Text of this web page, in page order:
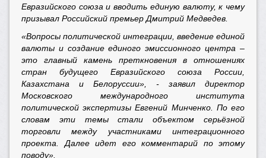
Евразийского союза и вводить единую валюту, к чему
призывал Российский премьер Дмитрий Медведев.
«Вопросы политической интеграции, введение единой
валюты и создание единого эмиссионного центра –
это главный камень преткновения в отношениях
стран будущего Евразийского союза России,
Казахстана и Белоруссии», - заявил директор
Московского международного института
политической экспертизы Евгений Минченко. По его
словам эти темы стали объектом серьёзной
торговли между участниками интеграционного
проекта. Далее идет его комментарий по этому
поводу».